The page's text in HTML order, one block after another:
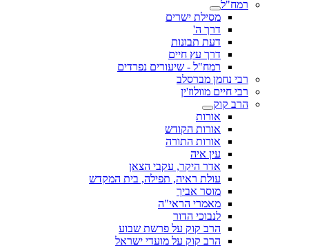
רמח"ל
מסילת ישרים
דרך ה'
דעת תבונות
דרך עץ חיים
רמח"ל - שיעורים נפרדים
רבי נחמן מברסלב
רבי חיים מוולוז'ין
הרב קוק
אורות
אורות הקודש
אורות התורה
עין איה
אדר היקר, עקבי הצאן
עולת ראיה, תפילה, בית המקדש
מוסר אביך
מאמרי הראי"ה
לנבוכי הדור
הרב קוק על פרשת שבוע
הרב קוק על מועדי ישראל